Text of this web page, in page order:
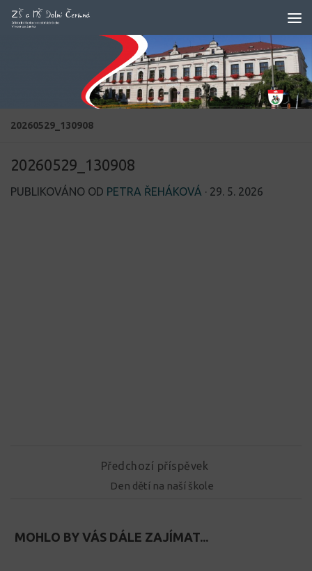
Skip to content
20260529_130908
20260529_130908
PUBLIKOVÁNO OD PETRA ŘEHÁKOVÁ · 29. 5. 2026
Předchozí příspěvek
Den dětí na naší škole
MOHLO BY VÁS DÁLE ZAJÍMAT...